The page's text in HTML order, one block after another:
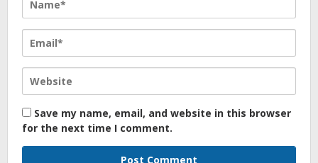
Save my name, email, and website in this browser
for the next time I comment.